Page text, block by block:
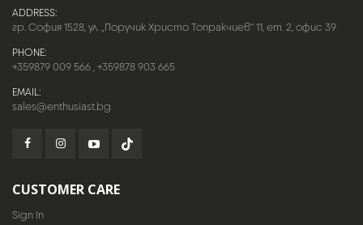
ADDRESS:
гр. София 1528, ул. „Поручик Христо Топракчиев“ 11, ет. 2, офис 39
PHONE:
+359879 009 566,+359878 903 665
EMAIL:
sales@enthusiast.bg
CUSTOMER CARE
Sign In